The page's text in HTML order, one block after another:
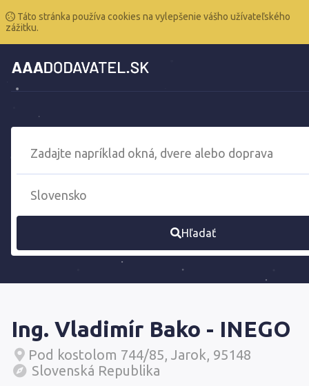
Táto stránka používa cookies na vylepšenie vášho užívateľského
zážitku.
Hľadať
Ing. Vladimír Bako - INEGO
Pod kostolom 744/85, Jarok, 95148
Slovenská Republika